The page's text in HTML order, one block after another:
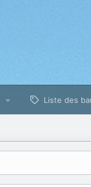
Liste des